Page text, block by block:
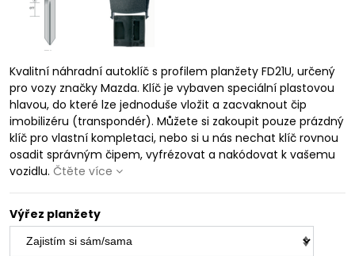
Kvalitní náhradní autoklíč s profilem planžety FD21U, určený
pro vozy značky Mazda. Klíč je vybaven speciální plastovou
hlavou, do které lze jednoduše vložit a zacvaknout čip
imobilizéru (transpondér). Můžete si zakoupit pouze prázdný
klíč pro vlastní kompletaci, nebo si u nás nechat klíč rovnou
osadit správným čipem, vyfrézovat a nakódovat k vašemu
vozidlu. Čtěte více
Výřez planžety